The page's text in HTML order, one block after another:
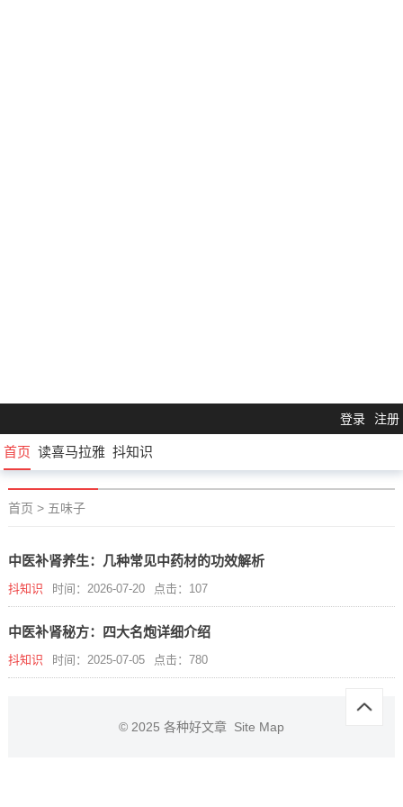
登录 注册
首页 读喜马拉雅 抖知识
首页 > 五味子
中医补肾养生：几种常见中药材的功效解析
抖知识 时间：2026-07-20 点击：107
中医补肾秘方：四大名炮详细介绍
抖知识 时间：2025-07-05 点击：780
© 2025 各种好文章 Site Map